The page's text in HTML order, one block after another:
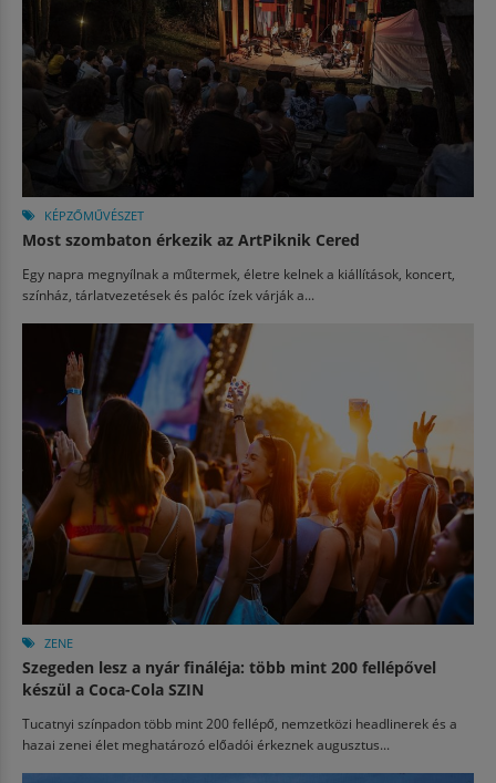
KÉPZŐMŰVÉSZET
Most szombaton érkezik az ArtPiknik Cered
Egy napra megnyílnak a műtermek, életre kelnek a kiállítások, koncert,
színház, tárlatvezetések és palóc ízek várják a...
ZENE
Szegeden lesz a nyár fináléja: több mint 200 fellépővel
készül a Coca-Cola SZIN
Tucatnyi színpadon több mint 200 fellépő, nemzetközi headlinerek és a
hazai zenei élet meghatározó előadói érkeznek augusztus...